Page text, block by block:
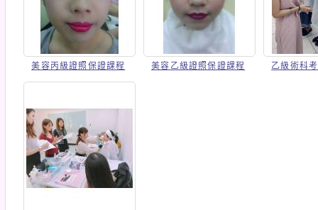
美容丙級證照保證課程 美容乙級證照保證課程 乙級術科